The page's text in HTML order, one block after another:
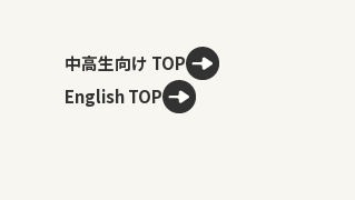
中高生向け TOP
English TOP